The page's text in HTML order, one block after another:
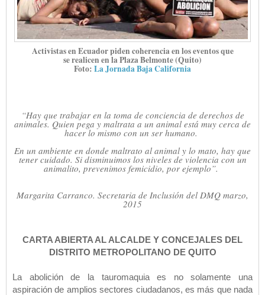
Activistas en Ecuador piden coherencia en los eventos que
se realicen en la Plaza Belmonte (Quito)
Foto: La Jornada Baja California
“Hay que trabajar en la toma de conciencia de derechos de
animales. Quien pega y maltrata a un animal está muy cerca de
hacer lo mismo con un ser humano.
En un ambiente en donde maltrato al animal y lo mato, hay que
tener cuidado. Si disminuimos los niveles de violencia con un
animalito, prevenimos femicidio, por ejemplo”.
Margarita Carranco. Secretaria de Inclusión del DMQ marzo,
2015
CARTA ABIERTA AL ALCALDE Y CONCEJALES DEL
DISTRITO METROPOLITANO DE QUITO
La abolición de la tauromaquia es no solamente una
aspiración de amplios sectores ciudadanos, es más que nada